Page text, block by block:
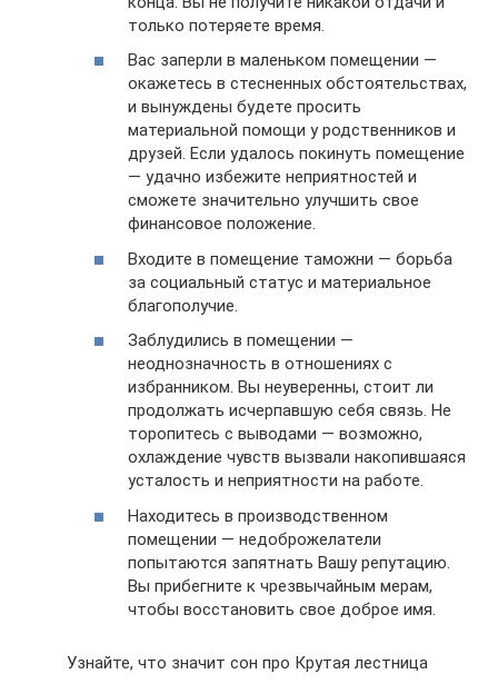
только потеряете время.
Вас заперли в маленьком помещении —
окажетесь в стесненных обстоятельствах,
и вынуждены будете просить
материальной помощи у родственников и
друзей. Если удалось покинуть помещение
— удачно избежите неприятностей и
сможете значительно улучшить свое
финансовое положение.
Входите в помещение таможни — борьба
за социальный статус и материальное
благополучие.
Заблудились в помещении —
неоднозначность в отношениях с
избранником. Вы неуверенны, стоит ли
продолжать исчерпавшую себя связь. Не
торопитесь с выводами — возможно,
охлаждение чувств вызвали накопившаяся
усталость и неприятности на работе.
Находитесь в производственном
помещении — недоброжелатели
попытаются запятнать Вашу репутацию.
Вы прибегните к чрезвычайным мерам,
чтобы восстановить свое доброе имя.
Узнайте, что значит сон про Крутая лестница